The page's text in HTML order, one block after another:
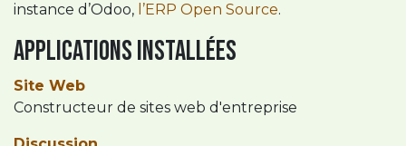
instance d’Odoo, l’ERP Open Source.
Applications installées
Site Web
Constructeur de sites web d'entreprise